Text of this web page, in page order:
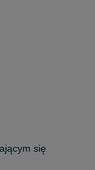
się